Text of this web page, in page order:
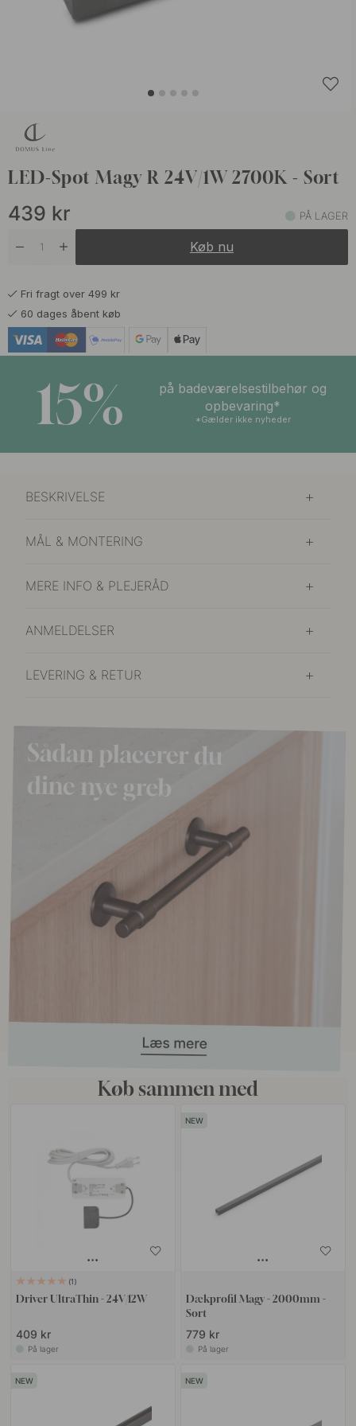
LED-Spot Magy R 24V/1W 2700K - Sort
439 kr PÅ LAGER
Køb nu
Fri fragt over 499 kr
60 dages åbent køb
15%
på badeværelsestilbehør og
opbevaring*
*Gælder ikke nyheder
BESKRIVELSE
MÅL & MONTERING
MERE INFO & PLEJERÅD
ANMELDELSER
LEVERING & RETUR
Køb sammen med
1
Driver UltraThin - 24V/12W
409 kr
På lager
Dækprofil Magy - 2000mm -
Sort
779 kr
På lager